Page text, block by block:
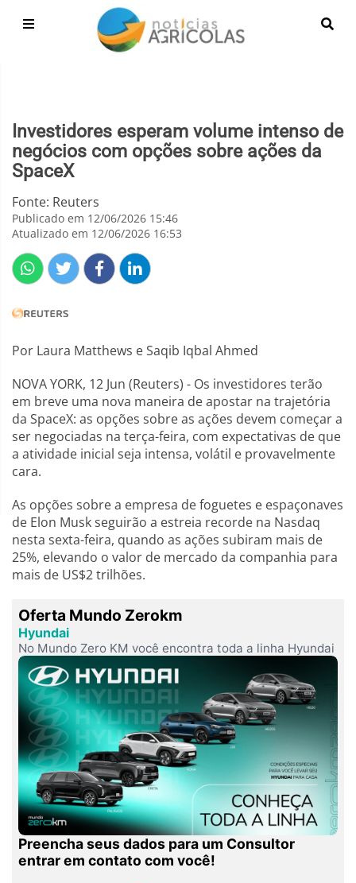
Investidores esperam volume intenso de
negócios com opções sobre ações da
SpaceX
Fonte: Reuters
Publicado em 12/06/2026 15:46
Atualizado em 12/06/2026 16:53
Por Laura Matthews e Saqib Iqbal Ahmed
NOVA YORK, 12 Jun (Reuters) - Os investidores terão
em breve uma nova maneira de apostar na trajetória
da SpaceX: as opções sobre as ações devem começar a
ser negociadas na terça-feira, com expectativas de que
a atividade inicial seja intensa, volátil e provavelmente
cara.
As opções sobre a empresa de foguetes e espaçonaves
de Elon Musk seguirão a estreia recorde na Nasdaq
nesta sexta-feira, quando as ações subiram mais de
25%, elevando o valor de mercado da companhia para
mais de US$2 trilhões.